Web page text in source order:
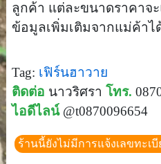
ลูกค้า แต่ละขนาดราคาจ
ข้อมูลเพิ่มเติมจากแม่ค้าไ
Tag: เฟิร์นฮาวาย
ติดต่อ นาวริศรา โทร.
ไอดีไลน์ @t0870096654
ร้านนี้ยังไม่มีการแจ้งเลขทะเ